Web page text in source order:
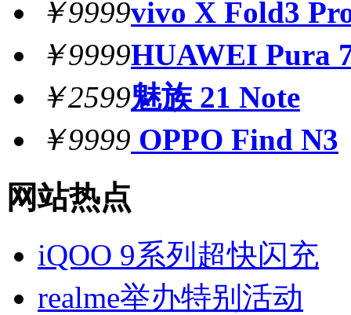
￥9999vivo X Fold3
￥9999HUAWEI Pura
￥2599魅族 21 Note
￥9999 OPPO Find N3
网站热点
iQOO 9系列超快闪充
realme举办特别活动